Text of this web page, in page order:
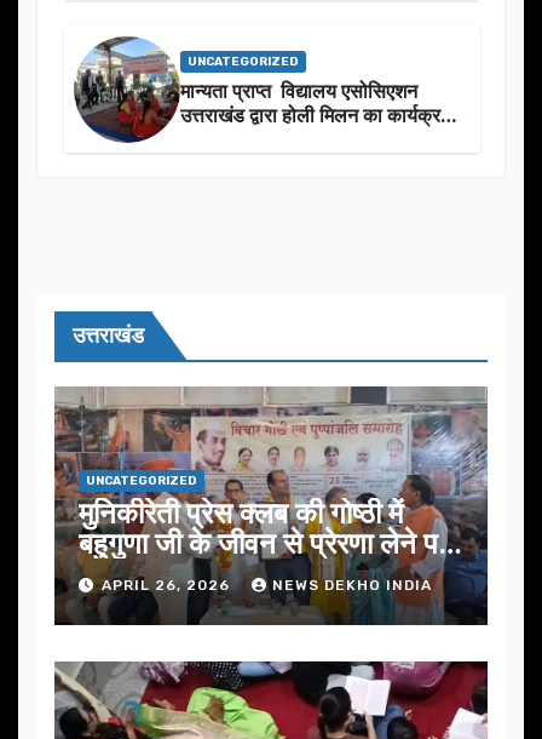
UNCATEGORIZED
मान्यता प्राप्त विद्यालय एसोसिएशन
उत्तराखंड द्वारा होली मिलन का कार्यक्रम
उत्तराखंड
UNCATEGORIZED
मुनिकीरेती प्रेस क्लब की गोष्ठी में
बहुगुणा जी के जीवन से प्रेरणा लेने पर
जोरAPRIL 26, 2026 NEWS DEKHO INDIA